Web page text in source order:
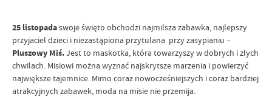
25 listopadaswoje święto obchodzi najmilsza zabawka, najlepszy
przyjaciel dzieci i niezastąpiona przytulana przy zasypianiu –
Pluszowy Miś.Jest to maskotka, która towarzyszy w dobrych i złych
chwilach. Misiowi można wyznać najskrytsze marzenia i powierzyć
największe tajemnice. Mimo coraz nowocześniejszych i coraz bardziej
atrakcyjnych zabawek, moda na misie nie przemija.